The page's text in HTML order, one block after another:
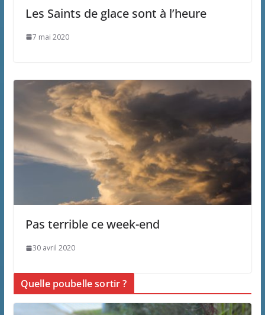
Les Saints de glace sont à l’heure
7 mai 2020
Pas terrible ce week-end
30 avril 2020
Quelle poubelle sortir ?